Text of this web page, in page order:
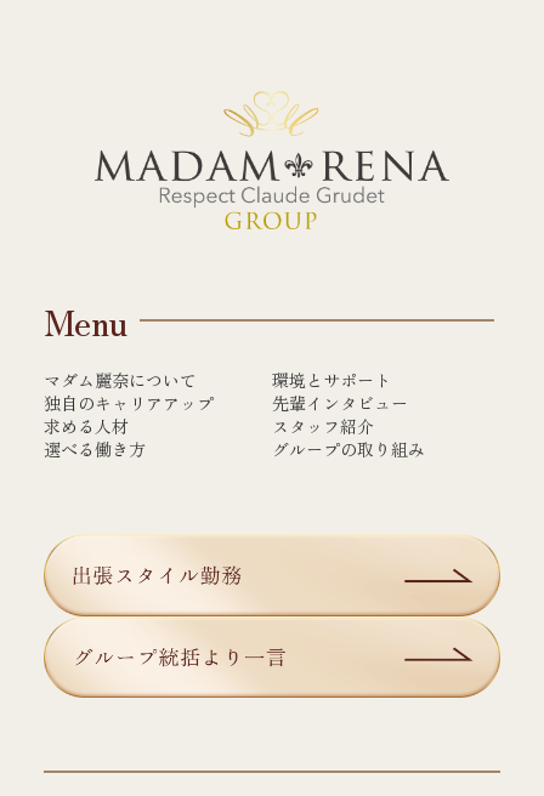
Menu
マダム麗奈について
独自のキャリアアップ
求める人材
選べる働き方
環境とサポート
先輩インタビュー
スタッフ紹介
グループの取り組み